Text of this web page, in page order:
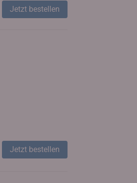
Jetzt bestellen
Jetzt bestellen